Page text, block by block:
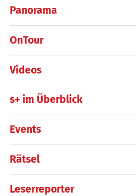
Panorama
OnTour
Videos
s+ im Überblick
Events
Rätsel
Leserreporter